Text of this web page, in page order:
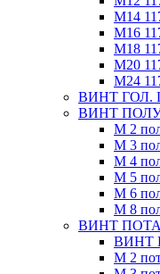
М14
М16
М18
М20
М24
ВИНТ ГОЛ.
ВИНТ
М 2
М 3
М 4
М 5
М 6
М 8
ВИНТ
ВИНТ
М 2